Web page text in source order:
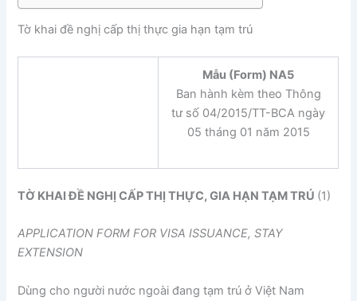
Tờ khai đề nghị cấp thị thực gia hạn tạm trú
Mẫu (Form) NA5
Ban hành kèm theo Thông
tư số 04/2015/TT-BCA ngày
05 tháng 01 năm 2015
TỜ KHAI ĐỀ NGHỊ CẤP THỊ THỰC, GIA HẠN TẠM TRÚ (1)
APPLICATION FORM FOR VISA ISSUANCE, STAY
EXTENSION
Dùng cho người nước ngoài đang tạm trú ở Việt Nam